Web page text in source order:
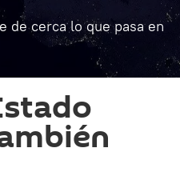
de cerca lo que pasa en